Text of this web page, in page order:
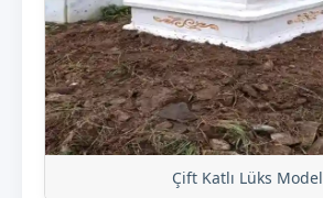
Çift Katlı Lüks Model